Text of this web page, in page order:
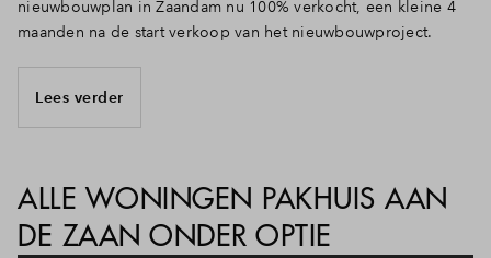
nieuwbouwplan in Zaandam nu 100% verkocht, een kleine 4
maanden na de start verkoop van het nieuwbouwproject.
Lees verder
ALLE WONINGEN PAKHUIS AAN
DE ZAAN ONDER OPTIE